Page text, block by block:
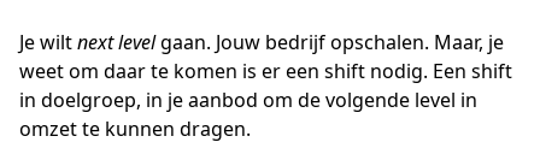
Je wiltnext levelgaan. Jouw bedrijf opschalen. Maar, je
weet om daar te komen is er een shift nodig. Een shift
in doelgroep, in je aanbod om de volgende level in
omzet te kunnen dragen.